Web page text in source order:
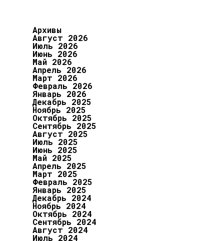
Архивы
Август 2026
Июль 2026
Июнь 2026
Май 2026
Апрель 2026
Март 2026
Февраль 2026
Январь 2026
Декабрь 2025
Ноябрь 2025
Октябрь 2025
Сентябрь 2025
Август 2025
Июль 2025
Июнь 2025
Май 2025
Апрель 2025
Март 2025
Февраль 2025
Январь 2025
Декабрь 2024
Ноябрь 2024
Октябрь 2024
Сентябрь 2024
Август 2024
Июль 2024